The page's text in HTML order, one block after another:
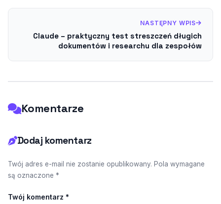
NASTĘPNY WPIS
Claude – praktyczny test streszczeń długich
dokumentów i researchu dla zespołów
Komentarze
Dodaj komentarz
Twój adres e-mail nie zostanie opublikowany. Pola wymagane
są oznaczone *
Twój komentarz *